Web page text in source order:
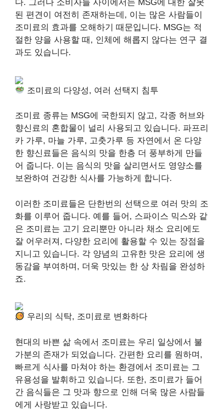
다. 그러나 소비자들 사이에서는 MSG에 대한 잘못
된 편견이 여전히 존재하는데, 이는 많은 사람들이
조미료의 효과를 오해하기 때문입니다. MSG는 적
절한 양을 사용할 때, 인체에 해롭지 않다는 연구 결
과도 있습니다.
조미료의 다양성, 여러 선택지 침투
조미료 종류는 MSG에 국한되지 않고, 각종 허브와
향신료의 혼합물이 널리 사용되고 있습니다. 파프리
카 가루, 마늘 가루, 고춧가루 등 자연에서 온 다양
한 향신료들은 음식의 맛을 한층 더 풍부하게 만들
어 줍니다. 이는 음식의 맛을 살리면서도 영양소를
보완하여 건강한 식사를 가능하게 합니다.
이러한 조미료들은 단한번의 선택으로 여러 맛의 조
화를 이루어 줍니다. 예를 들어, 스파이스 믹스와 같
은 조미료는 고기 요리뿐만 아니라 채소 요리에도
잘 어우러져, 다양한 요리에 활용할 수 있는 장점을
지니고 있습니다. 각 양념의 고유한 맛은 요리에 생
동감을 부여하며, 더욱 맛있는 한 상 차림을 완성하
죠.
우리의 식탁, 조미료로 변화하다
현대의 바쁜 삶 속에서 조미료는 우리 일상에서 불
가분의 존재가 되었습니다. 간편한 요리를 원하며,
빠르게 식사를 마쳐야 하는 환경에서 조미료는 그
유용성을 발휘하고 있습니다. 또한, 조미료가 들어
간 음식들은 그 맛과 향으로 인해 더욱 많은 사람들
에게 사랑받고 있습니다.